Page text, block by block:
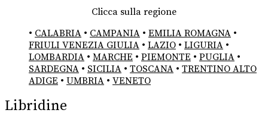
Clicca sulla regione
• CALABRIA • CAMPANIA • EMILIA ROMAGNA •
FRIULI VENEZIA GIULIA • LAZIO • LIGURIA •
LOMBARDIA • MARCHE • PIEMONTE • PUGLIA •
SARDEGNA • SICILIA • TOSCANA • TRENTINO ALTO
ADIGE • UMBRIA • VENETO
Libridine